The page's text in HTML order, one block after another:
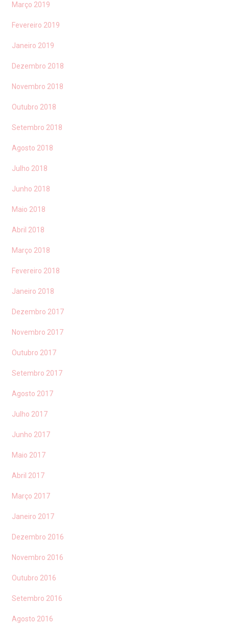
Março 2019
Fevereiro 2019
Janeiro 2019
Dezembro 2018
Novembro 2018
Outubro 2018
Setembro 2018
Agosto 2018
Julho 2018
Junho 2018
Maio 2018
Abril 2018
Março 2018
Fevereiro 2018
Janeiro 2018
Dezembro 2017
Novembro 2017
Outubro 2017
Setembro 2017
Agosto 2017
Julho 2017
Junho 2017
Maio 2017
Abril 2017
Março 2017
Janeiro 2017
Dezembro 2016
Novembro 2016
Outubro 2016
Setembro 2016
Agosto 2016